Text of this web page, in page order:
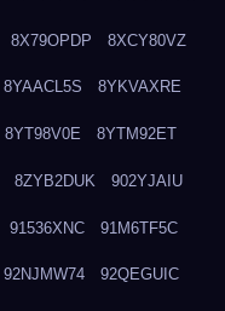
8X79OPDP 8XCY80VZ
8YAACL5S 8YKVAXRE
8YT98V0E 8YTM92ET
8ZYB2DUK 902YJAIU
91536XNC 91M6TF5C
92NJMW74 92QEGUIC